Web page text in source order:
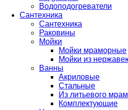
Водоподогреватели
Сантехника
Сантехника
Раковины
Мойки
Мойки мраморные
Мойки из
Ванны
Акриловые
Стальные
Из литьевого
Комплектующие